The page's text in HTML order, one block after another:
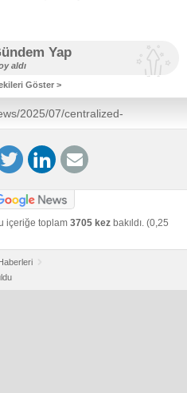
Yap
aldı
Göster >
2025/07/centralized-
whatsapp/
içeriğe toplam 3705 kez bakıldı. (0,25